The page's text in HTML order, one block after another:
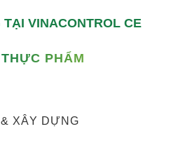
VINACONTROL CE
PHẨM
XÂY DỰNG